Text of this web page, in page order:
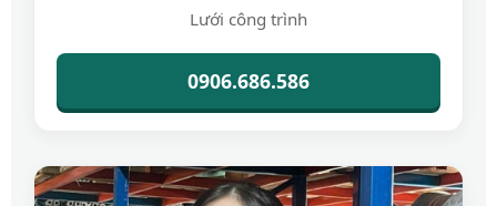
Lưới công trình
0906.686.586